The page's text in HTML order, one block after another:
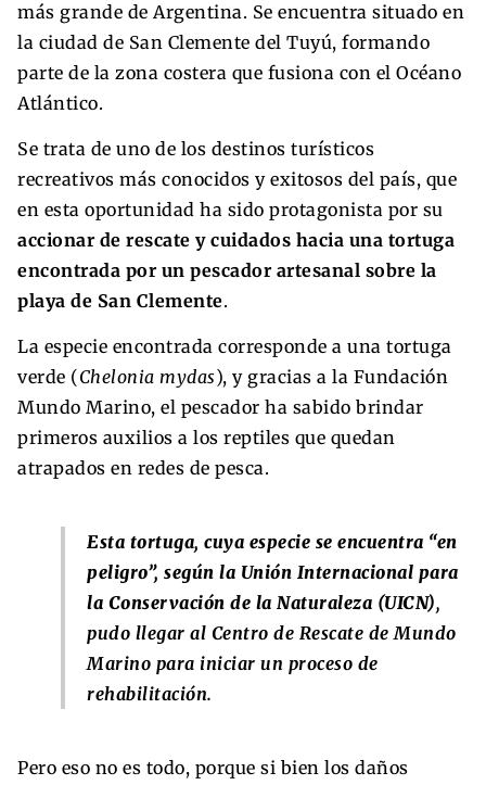
más grande de Argentina. Se encuentra situado en
la ciudad de San Clemente del Tuyú, formando
parte de la zona costera que fusiona con el Océano
Atlántico.
Se trata de uno de los destinos turísticos
recreativos más conocidos y exitosos del país, que
en esta oportunidad ha sido protagonista por su
accionar de rescate y cuidados hacia una tortuga
encontrada por un pescador artesanal sobre la
playa de San Clemente.
La especie encontrada corresponde a una tortuga
verde (Chelonia mydas), y gracias a la Fundación
Mundo Marino, el pescador ha sabido brindar
primeros auxilios a los reptiles que quedan
atrapados en redes de pesca.
Esta tortuga, cuya especie se encuentra “en
peligro”, según la Unión Internacional para
la Conservación de la Naturaleza (UICN),
pudo llegar al Centro de Rescate de Mundo
Marino para iniciar un proceso de
rehabilitación.
Pero eso no es todo, porque si bien los daños